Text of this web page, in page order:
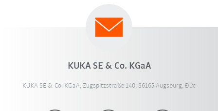
KUKA SE & Co. KGaA
KUKA SE & Co. KGaA, Zugspitzstraße 140, 86165 Augsburg, Đức